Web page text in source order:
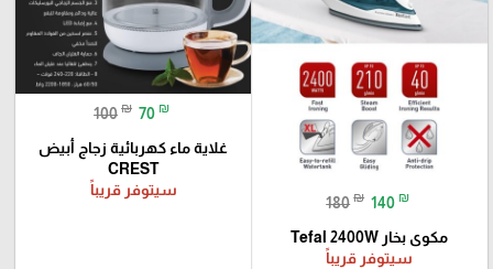
180 ₪ 140 ₪
مكوى بخار Tefal 2400W
سيتوفر قريباً
100 ₪ 70 ₪
غلاية ماء كهربائية زجاج أبيض
CREST
سيتوفر قريباً